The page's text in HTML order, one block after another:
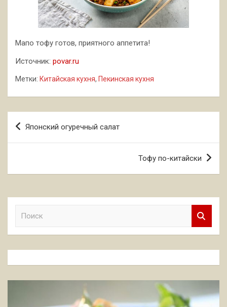
Мапо тофу готов, приятного аппетита!
Источник: povar.ru
Метки: Китайская кухня, Пекинская кухня
Навигация
по
Японский огуречный салат
Тофу по-китайски
к